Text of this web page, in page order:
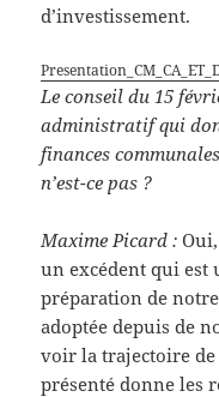
d’investissement.
Le conseil du 15
administratif qui
finances
n’est-ce pas ?
Maxime Picard :
un excédent qui est
préparation de
adoptée depuis de
voir la trajectoire
présenté donne les